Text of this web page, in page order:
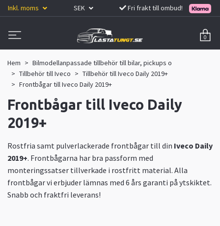
Inkl. moms SEK Fri frakt till ombud!
0
Hem
Bilmodellanpassade tillbehör till bilar, pickups o
Tillbehör till Iveco
Tillbehör till Iveco Daily 2019+
Frontbågar till Iveco Daily 2019+
Frontbågar till Iveco Daily
2019+
Rostfria samt pulverlackerade frontbågar till din Iveco Daily
2019+. Frontbågarna har bra passform med
monteringssatser tillverkade i rostfritt material. Alla
frontbågar vi erbjuder lämnas med 6 års garanti på ytskiktet.
Snabb och fraktfri leverans!